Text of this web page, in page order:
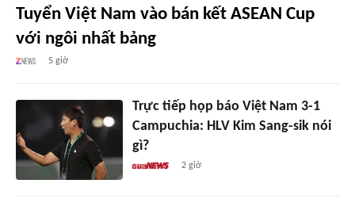
Tuyển Việt Nam vào bán kết ASEAN Cup
với ngôi nhất bảng
5 giờ
Trực tiếp họp báo Việt Nam 3-1
Campuchia: HLV Kim Sang-sik nói
gì?
2 giờ